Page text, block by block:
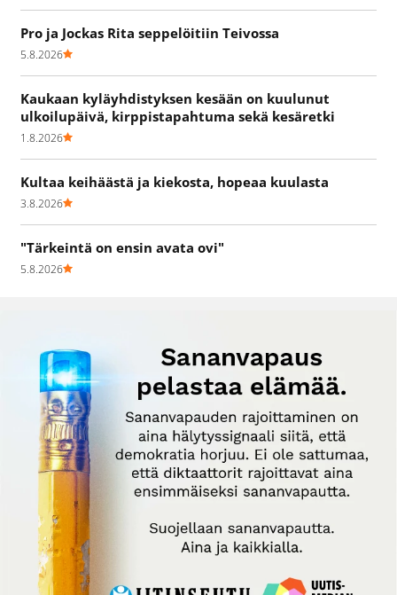
Pro ja Jockas Rita seppelöitiin Teivossa
5.8.2026
Kaukaan kyläyhdistyksen kesään on kuulunut
ulkoilupäivä, kirppistapahtuma sekä kesäretki
1.8.2026
Kultaa keihäästä ja kiekosta, hopeaa kuulasta
3.8.2026
"Tärkeintä on ensin avata ovi"
5.8.2026